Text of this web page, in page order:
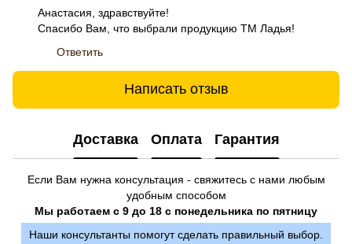
Анастасия, здравствуйте!
Спасибо Вам, что выбрали продукцию ТМ Ладья!
Ответить
Написать отзыв
Доставка Оплата Гарантия
Если Вам нужна консультация - свяжитесь с нами любым
удобным способом
Мы работаем с 9 до 18 с понедельника по пятницу
Наши консультанты помогут сделать правильный выбор.